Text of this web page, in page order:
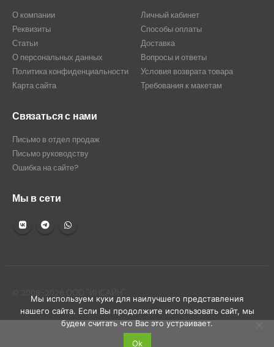
О компании
Реквизиты
Статьи
О персональных данных
Политика конфиденциальности
Карта сайта
Личный кабинет
Способы оплаты
Доставка
Вопросы и ответы
Условия возврата товара
Требования к макетам
Связаться с нами
Письмо в отдел продаж
Письмо руководству
Ошибка на сайте?
Мы в сети
Мы используем куки для наилучшего представления
нашего сайта. Если Вы продолжите использовать сайт, мы
будем считать что Вас это устраивает.
Ok